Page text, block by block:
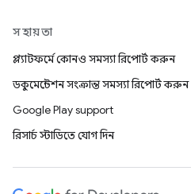
সহায়তা
প্ল্যাটফর্মে কোনও সমস্যা রিপোর্ট করুন
ডকুমেন্টেশন সংক্রান্ত সমস্যা রিপোর্ট করুন
Google Play support
রিসার্চ স্টাডিতে যোগ দিন